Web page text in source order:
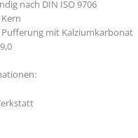
nach DIN ISO 9706
mit Kalziumkarbonat